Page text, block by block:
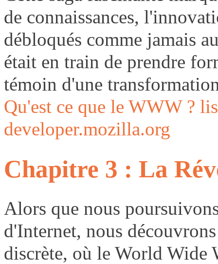
de connaissances,
débloqués comme jamais
était en train de prendre
témoin d'une
Qu'est ce que le WWW ?
developer.mozilla.org
Chapitre 3 : La
Alors que nous
d'Internet, nous
discrète, où le World Wide